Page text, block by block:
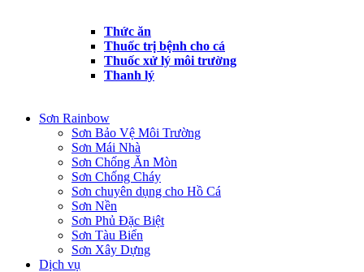
Thức ăn
Thuốc trị bệnh cho cá
Thuốc xử lý môi trường
Thanh lý
Sơn Rainbow
Sơn Bảo Vệ Môi Trường
Sơn Mái Nhà
Sơn Chống Ăn Mòn
Sơn Chống Cháy
Sơn chuyên dụng cho Hồ Cá
Sơn Nền
Sơn Phủ Đặc Biệt
Sơn Tàu Biển
Sơn Xây Dựng
Dịch vụ